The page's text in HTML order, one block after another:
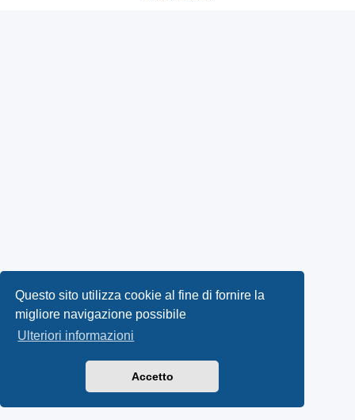
Questo sito utilizza cookie al fine di fornire la
migliore navigazione possibile
Ulteriori informazioni
Accetto